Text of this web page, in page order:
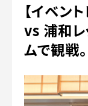
【イベン
vs 浦和
ムで観戦。